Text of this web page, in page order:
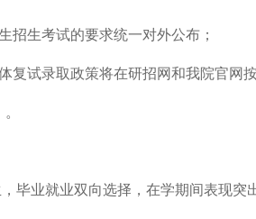
招生考试的要求统一对外公布；
试录取政策将在研招网和我院官网
毕业就业双向选择，在学期间表现突